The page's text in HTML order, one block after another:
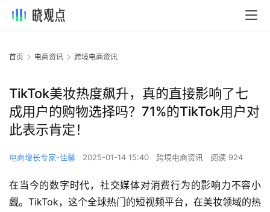
首页 电商资讯 跨境电商资讯
TikTok美妆热度飙升，真的直接影响了七
成用户的购物选择吗？71%的TikTok用户对
此表示肯定！
电商增长专家-佳馨 2025-01-14 15:40 跨境电商资讯 阅读 924
在当今的数字时代，社交媒体对消费行为的影响力不容小
觑。TikTok，这个全球热门的短视频平台，在美妆领域的热